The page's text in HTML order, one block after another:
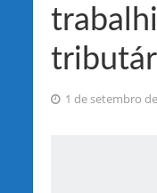
1 de setembro